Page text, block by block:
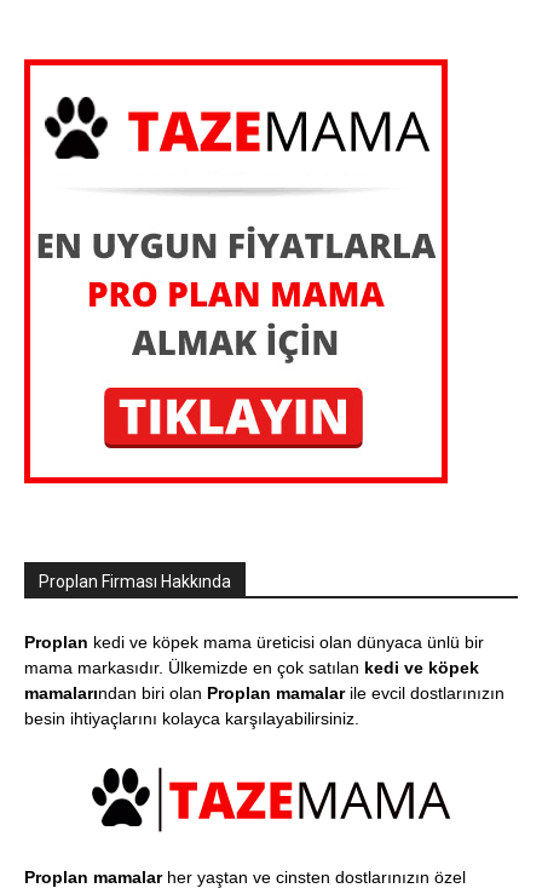
Proplan Firması Hakkında
Proplan kedi ve köpek mama üreticisi olan dünyaca ünlü bir
mama markasıdır. Ülkemizde en çok satılan kedi ve köpek
mamalarından biri olan Proplan mamalarile evcil dostlarınızın
besin ihtiyaçlarını kolayca karşılayabilirsiniz.
Proplan mamalarher yaştan ve cinsten dostlarınızın özel